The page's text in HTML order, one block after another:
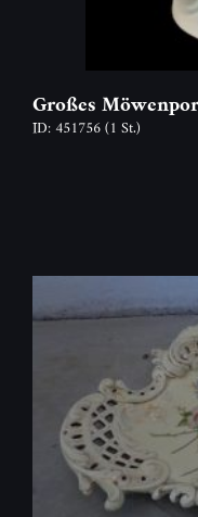
Großes
ID: 451756(1 St.)